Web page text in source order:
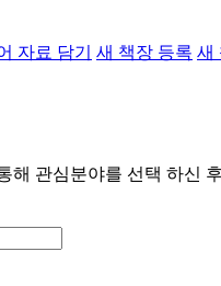
자료 담기 새 책장 등록 새
해 관심분야를 선택 하신 후